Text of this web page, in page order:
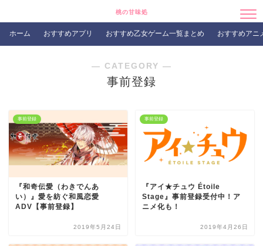
桃の甘味処
ホーム おすすめアプリ おすすめ乙女ゲーム一覧まとめ おすすめアニ
― CATEGORY ―
事前登録
事前登録
『和奇伝愛（わきでんあ
い）』愛を紡ぐ和風恋愛
ADV【事前登録】
2019年5月24日
事前登録
『アイ★チュウ Étoile
Stage』事前登録受付中！ア
ニメ化も！
2019年4月26日